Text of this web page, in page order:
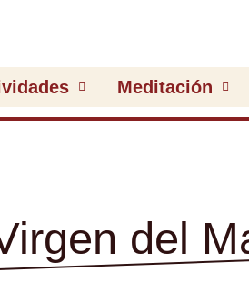
Meditación
del